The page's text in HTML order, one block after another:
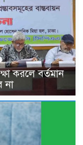
করলে বর্তমান
না